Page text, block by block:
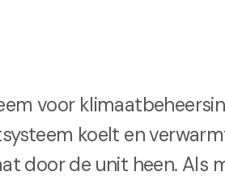
voor
koelt en
door de unit heen. Als